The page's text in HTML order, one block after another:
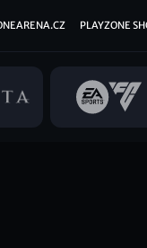
PLAYZONE